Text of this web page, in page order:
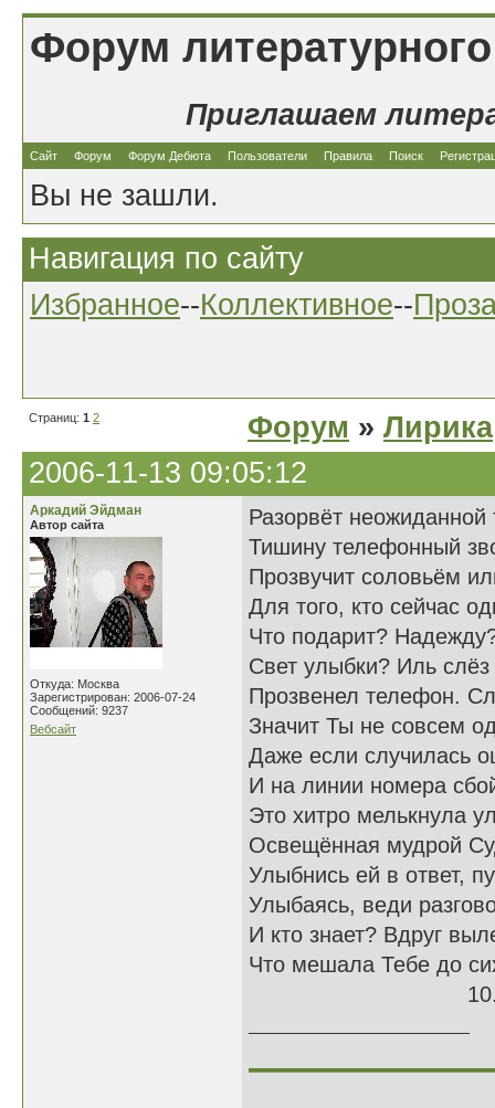
Форум
Приглашаем
Сайт Форум Форум Дебюта Пользователи Правила Поиск
Вы не зашли.
Навигация по сайту
Избранное--Коллективное--
Страниц: 1 2 Форум » Лирика
2006-11-13 09:05:12
Аркадий Эйдман
Автор сайта
Откуда: Москва
Зарегистрирован: 2006-07-24
Сообщений: 9237
Вебсайт
Разорвёт неожиданной
Тишину телефонный
Прозвучит соловьём
Для того, кто сейчас
Что подарит?
Свет улыбки? Иль слёз
Прозвенел телефон.
Значит Ты не совсем
Даже если случилась
И на линии номера
Это хитро мелькнула
Освещённая мудрой
Улыбнись ей в ответ,
Улыбаясь, веди
И кто знает? Вдруг
Что мешала Тебе до